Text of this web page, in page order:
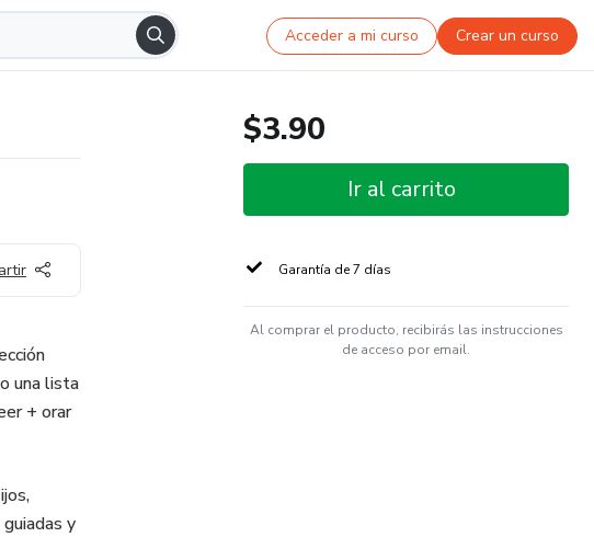
Acceder a mi curso Crear un curso
una lista
+ orar
y
$3.90
Ir al carrito
Garantía de 7 días
Al comprar el producto, recibirás las instrucciones
de acceso por email.